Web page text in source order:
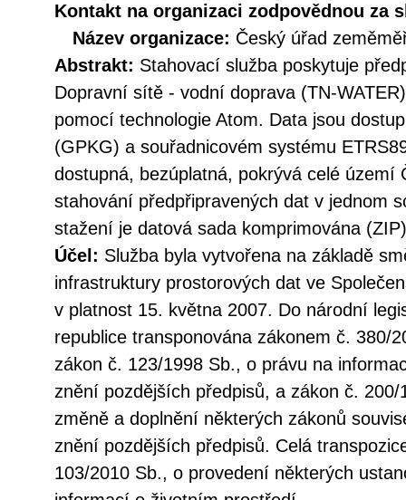
Kontakt na organizaci zodpovědnou za
Název organizace: Český úřad
Abstrakt: Stahovací služba poskytuje
Dopravní sítě - vodní doprava (TN-
pomocí technologie Atom. Data jsou
(GPKG) a souřadnicovém systému
dostupná, bezúplatná, pokrývá celé území
stahování předpřipravených dat v jednom
stažení je datová sada komprimována
Účel: Služba byla vytvořena na základě
infrastruktury prostorových dat ve
v platnost 15. května 2007. Do národní
republice transponována zákonem č. 380/
zákon č. 123/1998 Sb., o právu na
znění pozdějších předpisů, a zákon č.
změně a doplnění některých zákonů
znění pozdějších předpisů. Celá
103/2010 Sb., o provedení některých